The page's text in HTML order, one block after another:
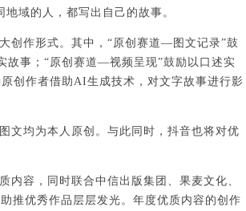
域的人，都写出自己的故事。
创作形式。其中，“原创赛道—图文记录”鼓
故事；“原创赛道—视频呈现”鼓励以口述实
创作者借助AI生成技术，对文字故事进行影
文均为本人原创。与此同时，抖音也将对优
内容，同时联合中信出版集团、果麦文化、
推优秀作品层层发光。年度优质内容的创作